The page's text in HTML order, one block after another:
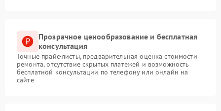
Прозрачное ценообразование и бесплатная
консультация
Точные прайс-листы, предварительная оценка стоимости
ремонта, отсутствие скрытых платежей и возможность
бесплатной консультации по телефону или онлайн на
сайте